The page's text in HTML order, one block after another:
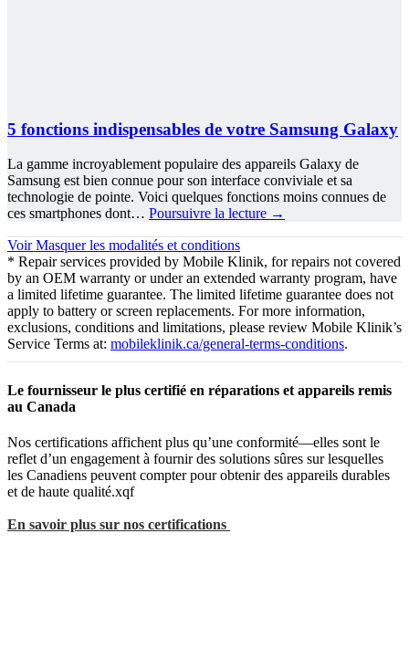
5 fonctions indispensables de votre Samsung Galaxy
La gamme incroyablement populaire des appareils Galaxy de
Samsung est bien connue pour son interface conviviale et sa
technologie de pointe. Voici quelques fonctions moins connues de
ces smartphones dont… Poursuivre la lecture →
Voir Masquerles modalités et conditions
* Repair services provided by Mobile Klinik, for repairs not covered
by an OEM warranty or under an extended warranty program, have
a limited lifetime guarantee. The limited lifetime guarantee does not
apply to battery or screen replacements. For more information,
exclusions, conditions and limitations, please review Mobile Klinik’s
Service Terms at: mobileklinik.ca/general-terms-conditions.
Le fournisseur le plus certifié en réparations et appareils remis
au Canada
Nos certifications affichent plus qu’une conformité—elles sont le
reflet d’un engagement à fournir des solutions sûres sur lesquelles
les Canadiens peuvent compter pour obtenir des appareils durables
et de haute qualité.xqf
En savoir plus sur nos certifications